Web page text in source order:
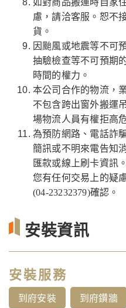
慮，請洽客服。恕不
貨。
因颱風或地震等不可
抽驗檢查等不可預期
時間的權力。
本公司合作的物流，
不包含跨出窗外搬運
場物流人員有權拒高
為預防網路、電話詐
簡訊或不明來電告知
匯款或線上刷卡資訊
您有任何交易上的疑
(04-23232379)確認。
安裝資訊
安裝服務
到府安裝 到府鑽牆